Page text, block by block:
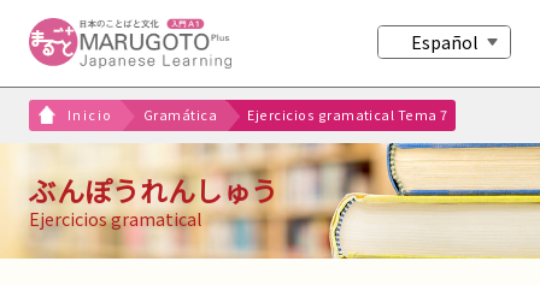
Español
Inicio Gramática Ejercicios gramatical Tema 7
ぶんぽうれんしゅう
Ejercicios gramatical